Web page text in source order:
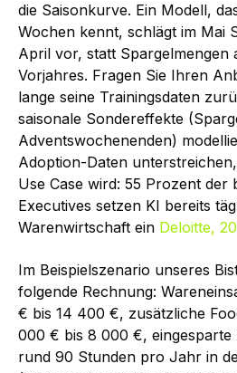
die Saisonkurve. Ein Modell,
Wochen kennt, schlägt im Mai
April vor, statt Spargelmengen
Vorjahres. Fragen Sie Ihren
lange seine Trainingsdaten
saisonale Sondereffekte
Adventswochenenden)
Adoption-Daten
Use Case wird: 55 Prozent der
Executives setzen KI bereits
Warenwirtschaft ein Deloitte,
Im Beispielszenario unseres
folgende Rechnung:
€ bis 14 400 €, zusätzliche
000 € bis 8 000 €, eingesparte
rund 90 Stunden pro Jahr in